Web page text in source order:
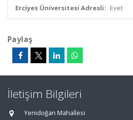
Erciyes Üniversitesi Adresli: Evet
Paylaş
İletişim Bilgileri
Yenidoğan Mahallesi